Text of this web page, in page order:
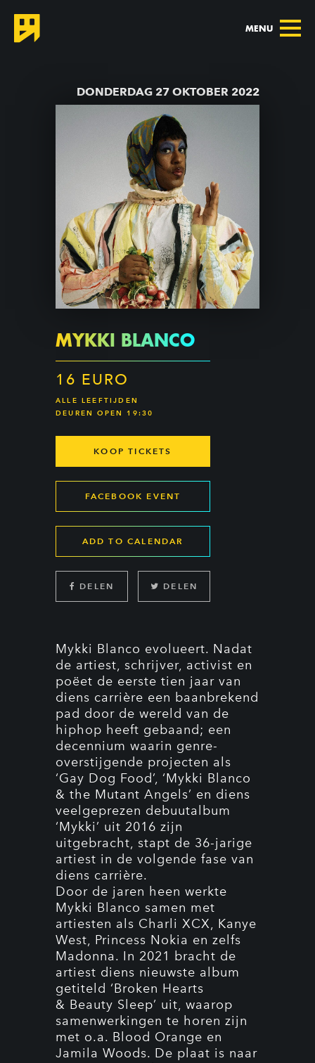
MENU
DONDERDAG 27 OKTOBER 2022
MYKKI BLANCO
16 EURO
ALLE LEEFTIJDEN
DEUREN OPEN 19:30
KOOP TICKETS
FACEBOOK EVENT
ADD TO CALENDAR
DELEN DELEN
Mykki Blanco evolueert. Nadat
de artiest, schrijver, activist en
poëet de eerste tien jaar van
diens carrière een baanbrekend
pad door de wereld van de
hiphop heeft gebaand; een
decennium waarin genre-
overstijgende projecten als
‘Gay Dog Food’, ‘Mykki Blanco
& the Mutant Angels’ en diens
veelgeprezen debuutalbum
‘Mykki’ uit 2016 zijn
uitgebracht, stapt de 36-jarige
artiest in de volgende fase van
diens carrière.
Door de jaren heen werkte
Mykki Blanco samen met
artiesten als Charli XCX, Kanye
West, Princess Nokia en zelfs
Madonna. In 2021 bracht de
artiest diens nieuwste album
getiteld ‘Broken Hearts
& Beauty Sleep’ uit, waarop
samenwerkingen te horen zijn
met o.a. Blood Orange en
Jamila Woods. De plaat is naar